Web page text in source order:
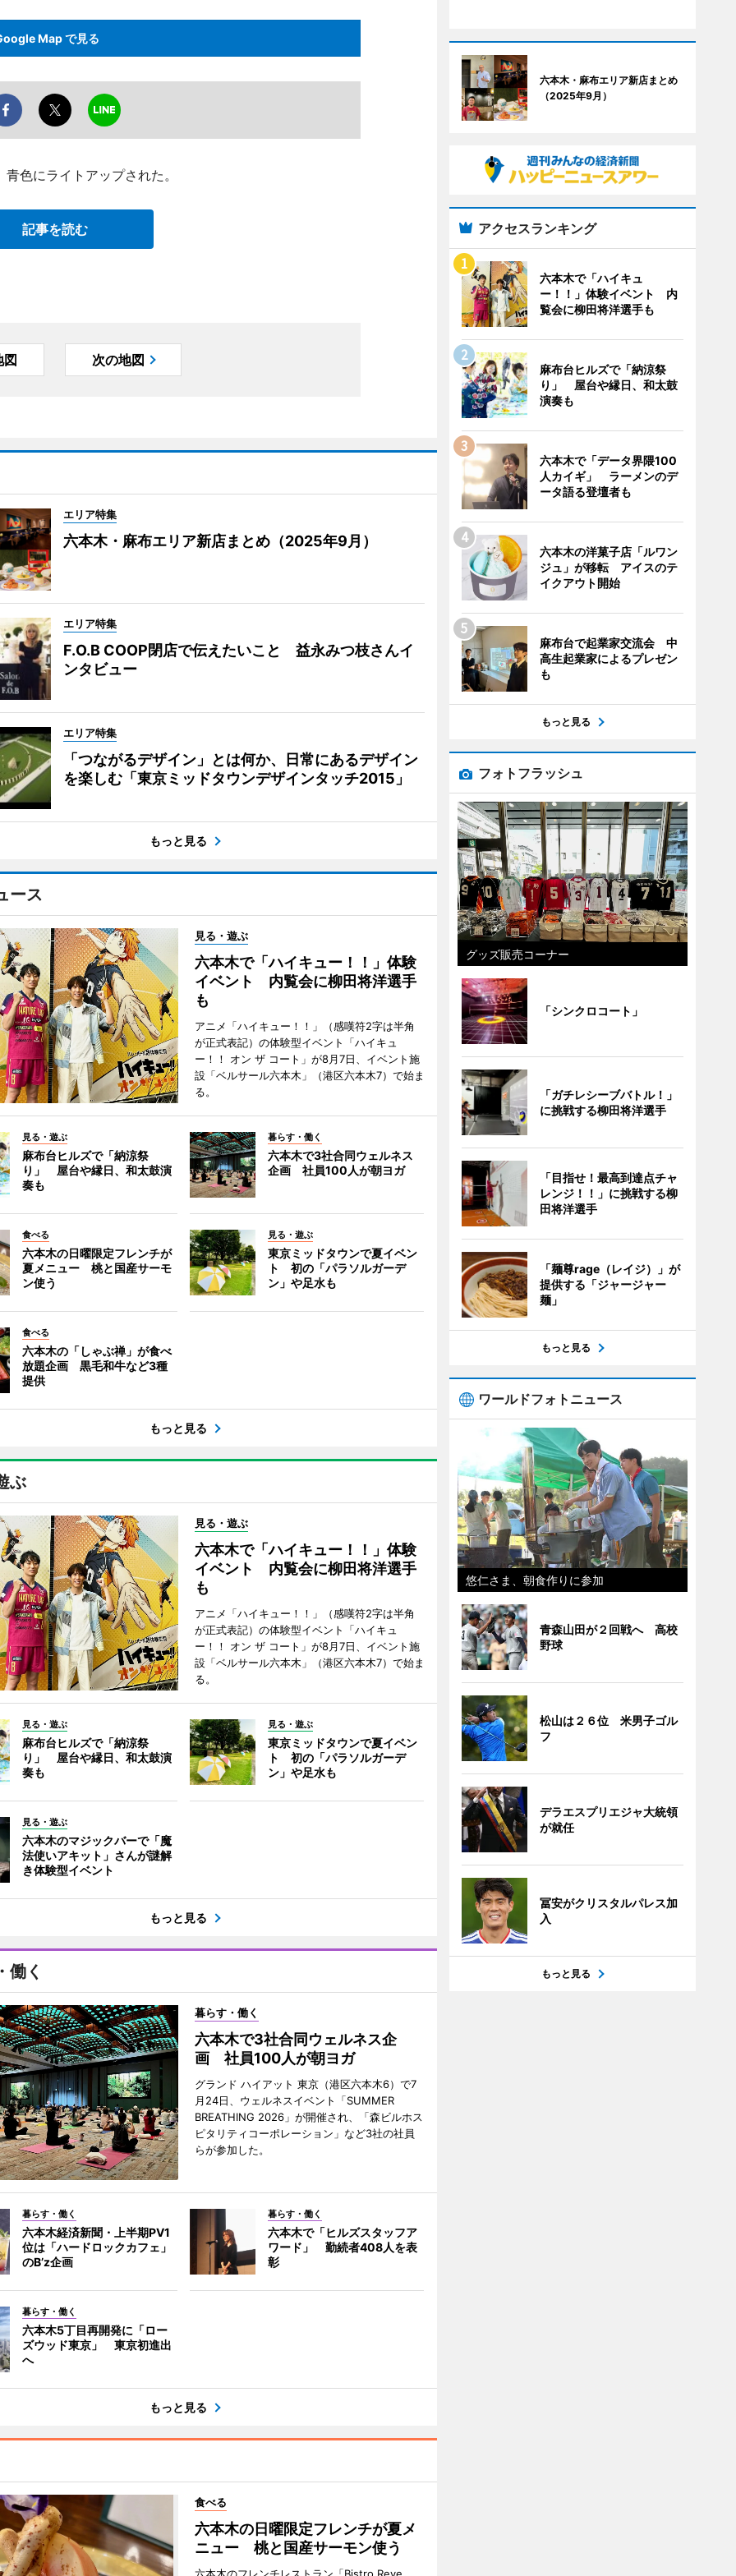
Map で見る
色にライトアップされた。
記事を読む
図 次の地図
エリア特集
六本木・麻布エリア新店まとめ（2025年9月）
エリア特集
F.O.B COOP閉店で伝えたいこと 益永みつ枝さんイ
ンタビュー
エリア特集
「つながるデザイン」とは何か、日常にあるデザイン
を楽しむ「東京ミッドタウンデザインタッチ2015」
もっと見る
ース
見る・遊ぶ
六本木で「ハイキュー！！」体験
イベント 内覧会に柳田将洋選手
も
アニメ「ハイキュー！！」（感嘆符2字は半角
が正式表記）の体験型イベント「ハイキュ
ー！！ オン ザ コート」が8月7日、イベント施
設「ベルサール六本木」（港区六本木7）で始ま
る。
見る・遊ぶ
麻布台ヒルズで「納涼祭
り」 屋台や縁日、和太鼓演
奏も
暮らす・働く
六本木で3社合同ウェルネス
企画 社員100人が朝ヨガ
食べる
六本木の日曜限定フレンチが
夏メニュー 桃と国産サーモ
ン使う
見る・遊ぶ
東京ミッドタウンで夏イベン
ト 初の「パラソルガーデ
ン」や足水も
食べる
六本木の「しゃぶ禅」が食べ
放題企画 黒毛和牛など3種
提供
もっと見る
ぶ
見る・遊ぶ
六本木で「ハイキュー！！」体験
イベント 内覧会に柳田将洋選手
も
アニメ「ハイキュー！！」（感嘆符2字は半角
が正式表記）の体験型イベント「ハイキュ
ー！！ オン ザ コート」が8月7日、イベント施
設「ベルサール六本木」（港区六本木7）で始ま
る。
見る・遊ぶ
麻布台ヒルズで「納涼祭
り」 屋台や縁日、和太鼓演
奏も
見る・遊ぶ
東京ミッドタウンで夏イベン
ト 初の「パラソルガーデ
ン」や足水も
見る・遊ぶ
六本木のマジックバーで「魔
法使いアキット」さんが謎解
き体験型イベント
もっと見る
働く
暮らす・働く
六本木で3社合同ウェルネス企
画 社員100人が朝ヨガ
グランド ハイアット 東京（港区六本木6）で7
月24日、ウェルネスイベント「SUMMER
BREATHING 2026」が開催され、「森ビルホス
ピタリティコーポレーション」など3社の社員
らが参加した。
暮らす・働く
六本木経済新聞・上半期PV1
位は「ハードロックカフェ」
のB’z企画
暮らす・働く
六本木で「ヒルズスタッフア
ワード」 勤続者408人を表
彰
暮らす・働く
六本木5丁目再開発に「ロー
ズウッド東京」 東京初進出
へ
もっと見る
食べる
六本木の日曜限定フレンチが夏メ
ニュー 桃と国産サーモン使う
六本木・麻布エリア新店まとめ
（2025年9月）
アクセスランキング
六本木で「ハイキュ
ー！！」体験イベント 内
覧会に柳田将洋選手も
麻布台ヒルズで「納涼祭
り」 屋台や縁日、和太鼓
演奏も
六本木で「データ界隈100
人カイギ」 ラーメンのデ
ータ語る登壇者も
六本木の洋菓子店「ルワン
ジュ」が移転 アイスのテ
イクアウト開始
麻布台で起業家交流会 中
高生起業家によるプレゼン
も
もっと見る
フォトフラッシュ
グッズ販売コーナー
「シンクロコート」
「ガチレシーブバトル！」
に挑戦する柳田将洋選手
「目指せ！最高到達点チャ
レンジ！！」に挑戦する柳
田将洋選手
「麺尊rage（レイジ）」が
提供する「ジャージャー
麺」
もっと見る
ワールドフォトニュース
悠仁さま、朝食作りに参加
青森山田が２回戦へ 高校
野球
松山は２６位 米男子ゴル
フ
デラエスプリエジャ大統領
が就任
冨安がクリスタルパレス加
入
もっと見る